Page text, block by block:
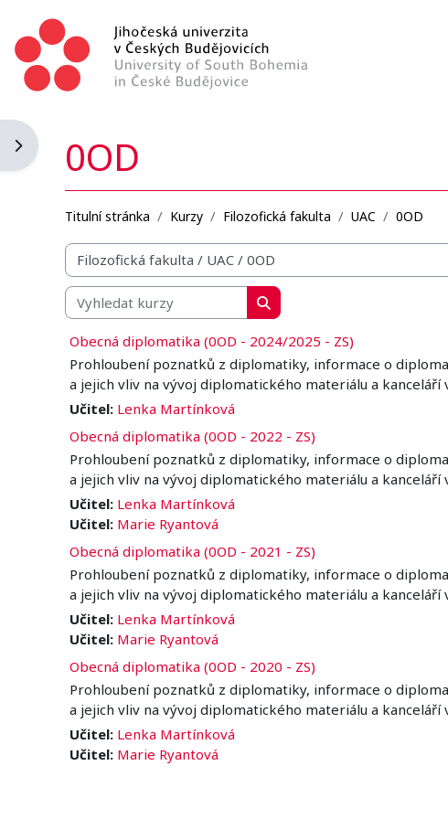
Otevřít panel bloku
0OD
Titulní stránka Kurzy Filozofická fakulta UAC 0OD
Organizační struktura kurzů
Vyhledat kurzy
Vyhledat kurzy
Obecná diplomatika (0OD - 2024/2025 - ZS)
Prohloubení poznatků z diplomatiky, informace o
a jejich vliv na vývoj diplomatického materiálu a kanceláří
Učitel: Lenka Martínková
Obecná diplomatika (0OD - 2022 - ZS)
Prohloubení poznatků z diplomatiky, informace o
a jejich vliv na vývoj diplomatického materiálu a kanceláří
Učitel: Lenka Martínková
Učitel: Marie Ryantová
Obecná diplomatika (0OD - 2021 - ZS)
Prohloubení poznatků z diplomatiky, informace o
a jejich vliv na vývoj diplomatického materiálu a kanceláří
Učitel: Lenka Martínková
Učitel: Marie Ryantová
Obecná diplomatika (0OD - 2020 - ZS)
Prohloubení poznatků z diplomatiky, informace o
a jejich vliv na vývoj diplomatického materiálu a kanceláří
Učitel: Lenka Martínková
Učitel: Marie Ryantová